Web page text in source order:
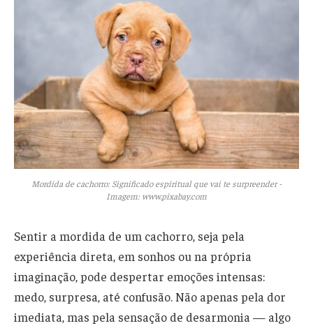
Mordida de cachorro: Significado espiritual que vai te surpreender -
Imagem: www.pixabay.com
Sentir a mordida de um cachorro, seja pela
experiência direta, em sonhos ou na própria
imaginação, pode despertar emoções intensas:
medo, surpresa, até confusão. Não apenas pela dor
imediata, mas pela sensação de desarmonia — algo